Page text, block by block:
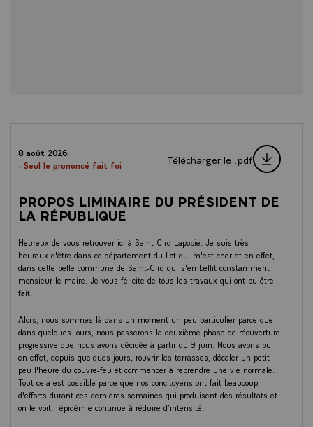
8 août 2026
- Seul le prononcé fait foi
Télécharger le .pdf
PROPOS LIMINAIRE DU PRÉSIDENT DE
LA RÉPUBLIQUE
Heureux de vous retrouver ici à Saint-Cirq-Lapopie. Je suis très
heureux d'être dans ce département du Lot qui m'est cher et en effet,
dans cette belle commune de Saint-Cirq qui s'embellit constamment
monsieur le maire. Je vous félicite de tous les travaux qui ont pu être
fait.
Alors, nous sommes là dans un moment un peu particulier parce que
dans quelques jours, nous passerons la deuxième phase de réouverture
progressive que nous avons décidée à partir du 9 juin. Nous avons pu
en effet, depuis quelques jours, rouvrir les terrasses, décaler un petit
peu l'heure du couvre-feu et commencer à reprendre une vie normale.
Tout cela est possible parce que nos concitoyens ont fait beaucoup
d'efforts durant ces dernières semaines qui produisent des résultats et
on le voit, l’épidémie continue à réduire d’intensité.